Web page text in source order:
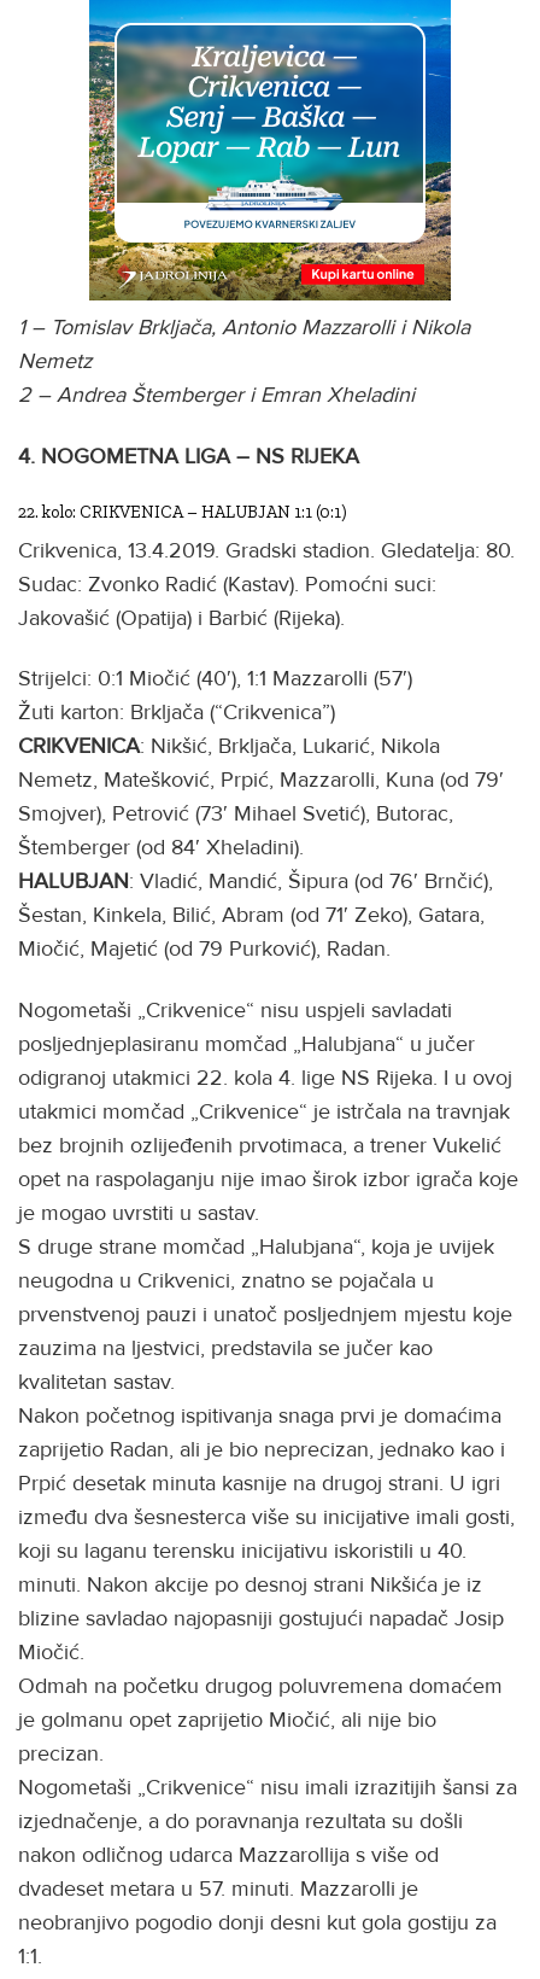
1 – Tomislav Brkljača, Antonio Mazzarolli i Nikola
Nemetz
2 – Andrea Štemberger i Emran Xheladini
4. NOGOMETNA LIGA – NS RIJEKA
22. kolo: CRIKVENICA – HALUBJAN 1:1 (0:1)
Crikvenica, 13.4.2019. Gradski stadion. Gledatelja: 80.
Sudac: Zvonko Radić (Kastav). Pomoćni suci:
Jakovašić (Opatija) i Barbić (Rijeka).
Strijelci: 0:1 Miočić (40′), 1:1 Mazzarolli (57′)
Žuti karton: Brkljača (“Crikvenica”)
CRIKVENICA: Nikšić, Brkljača, Lukarić, Nikola
Nemetz, Matešković, Prpić, Mazzarolli, Kuna (od 79′
Smojver), Petrović (73′ Mihael Svetić), Butorac,
Štemberger (od 84′ Xheladini).
HALUBJAN: Vladić, Mandić, Šipura (od 76′ Brnčić),
Šestan, Kinkela, Bilić, Abram (od 71′ Zeko), Gatara,
Miočić, Majetić (od 79 Purković), Radan.
Nogometaši „Crikvenice“ nisu uspjeli savladati
posljednjeplasiranu momčad „Halubjana“ u jučer
odigranoj utakmici 22. kola 4. lige NS Rijeka. I u ovoj
utakmici momčad „Crikvenice“ je istrčala na travnjak
bez brojnih ozlijeđenih prvotimaca, a trener Vukelić
opet na raspolaganju nije imao širok izbor igrača koje
je mogao uvrstiti u sastav.
S druge strane momčad „Halubjana“, koja je uvijek
neugodna u Crikvenici, znatno se pojačala u
prvenstvenoj pauzi i unatoč posljednjem mjestu koje
zauzima na ljestvici, predstavila se jučer kao
kvalitetan sastav.
Nakon početnog ispitivanja snaga prvi je domaćima
zaprijetio Radan, ali je bio neprecizan, jednako kao i
Prpić desetak minuta kasnije na drugoj strani. U igri
između dva šesnesterca više su inicijative imali gosti,
koji su laganu terensku inicijativu iskoristili u 40.
minuti. Nakon akcije po desnoj strani Nikšića je iz
blizine savladao najopasniji gostujući napadač Josip
Miočić.
Odmah na početku drugog poluvremena domaćem
je golmanu opet zaprijetio Miočić, ali nije bio
precizan.
Nogometaši „Crikvenice“ nisu imali izrazitijih šansi za
izjednačenje, a do poravnanja rezultata su došli
nakon odličnog udarca Mazzarollija s više od
dvadeset metara u 57. minuti. Mazzarolli je
neobranjivo pogodio donji desni kut gola gostiju za
1:1.